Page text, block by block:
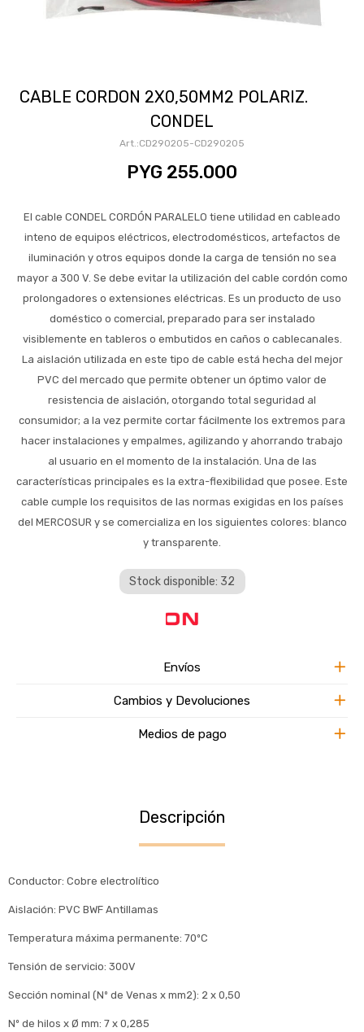
CABLE CORDON 2X0,50MM2 POLARIZ.
CONDEL
CD290205-CD290205
PYG 255.000
El cable CONDEL CORDÓN PARALELO tiene utilidad en cableado
inteno de equipos eléctricos, electrodomésticos, artefactos de
iluminación y otros equipos donde la carga de tensión no sea
mayor a 300 V. Se debe evitar la utilización del cable cordón como
prolongadores o extensiones eléctricas. Es un producto de uso
doméstico o comercial, preparado para ser instalado
visiblemente en tableros o embutidos en caños o cablecanales.
La aislación utilizada en este tipo de cable está hecha del mejor
PVC del mercado que permite obtener un óptimo valor de
resistencia de aislación, otorgando total seguridad al
consumidor; a la vez permite cortar fácilmente los extremos para
hacer instalaciones y empalmes, agilizando y ahorrando trabajo
al usuario en el momento de la instalación. Una de las
características principales es la extra-flexibilidad que posee. Este
cable cumple los requisitos de las normas exigidas en los países
del MERCOSUR y se comercializa en los siguientes colores: blanco
y transparente.
Stock disponible: 32
Envíos
Cambios y Devoluciones
Medios de pago
Descripción
Conductor: Cobre electrolítico
Aislación: PVC BWF Antillamas
Temperatura máxima permanente: 70ºC
Tensión de servicio: 300V
Sección nominal (Nº de Venas x mm2): 2 x 0,50
Nº de hilos x Ø mm: 7 x 0,285